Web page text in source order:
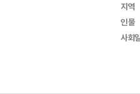
지역
인물
사회